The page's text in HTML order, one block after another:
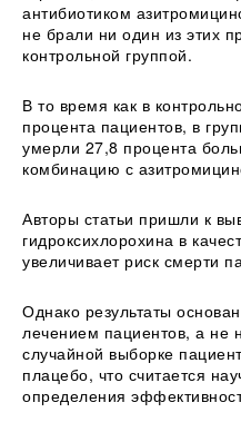
антибиотиком
не брали ни один из этих
контрольной группой.
В то время как в
процента пациентов, в
умерли 27,8 процента
комбинацию с
Авторы статьи пришли к
гидроксихлорохина в
увеличивает риск смерти
Однако результаты
лечением пациентов, а не
случайной выборке
плацебо, что считается
определения